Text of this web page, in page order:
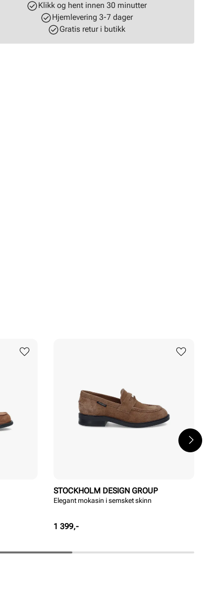
Klikk og hent innen 30 minutter
Hjemlevering 3-7 dager
Gratis retur i butikk
STOCKHOLM DESIGN GROUP
Elegant mokasin i semsket skinn
Pris
1 399,-